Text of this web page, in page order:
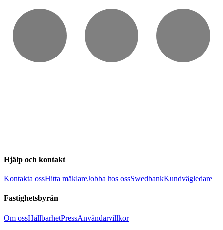
Hjälp och kontakt
Kontakta ossHitta mäklareJobba hos ossSwedbankKundvägledare
Fastighetsbyrån
Om ossHållbarhetPressAnvändarvillkor